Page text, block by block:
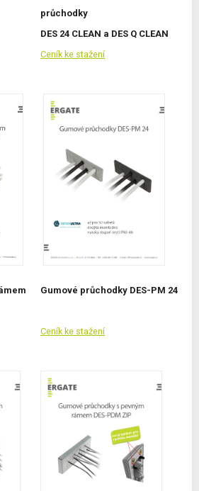
průchodky
DES 24 CLEAN a DES Q CLEAN
Ceník ke stažení
Gumové průchodky DES-PM 24
Ceník ke stažení